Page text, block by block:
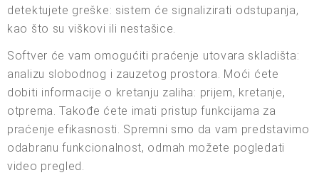
detektujete greške: sistem će signalizirati odstupanja,
kao što su viškovi ili nestašice.
Softver će vam omogućiti praćenje utovara skladišta:
analizu slobodnog i zauzetog prostora. Moći ćete
dobiti informacije o kretanju zaliha: prijem, kretanje,
otprema. Takođe ćete imati pristup funkcijama za
praćenje efikasnosti. Spremni smo da vam predstavimo
odabranu funkcionalnost, odmah možete pogledati
video pregled.